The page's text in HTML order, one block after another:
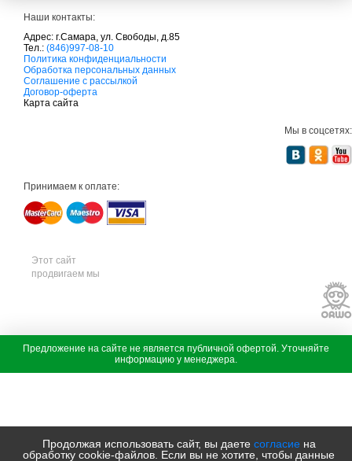
Наши контакты:
Адрес: г.Самара, ул. Свободы, д.85
Тел.: (846)997-08-10
с
а
д
о
в
и
к
а
м
т
е
х
с
Политика конфиденциальности
Обработка персональных данных
Соглашение с рассылкой
Договор-оферта
Карта сайта
Мы в соцсетях:
Принимаем к оплате:
Этот сайт
продвигаем мы
Продолжая использовать сайт, вы даете согласиена
обработку cookie-файлов. Если вы не хотите, чтобы данные
Предложение на сайте не является публичной офертой. Уточняйте
информацию у менеджера.
д
т